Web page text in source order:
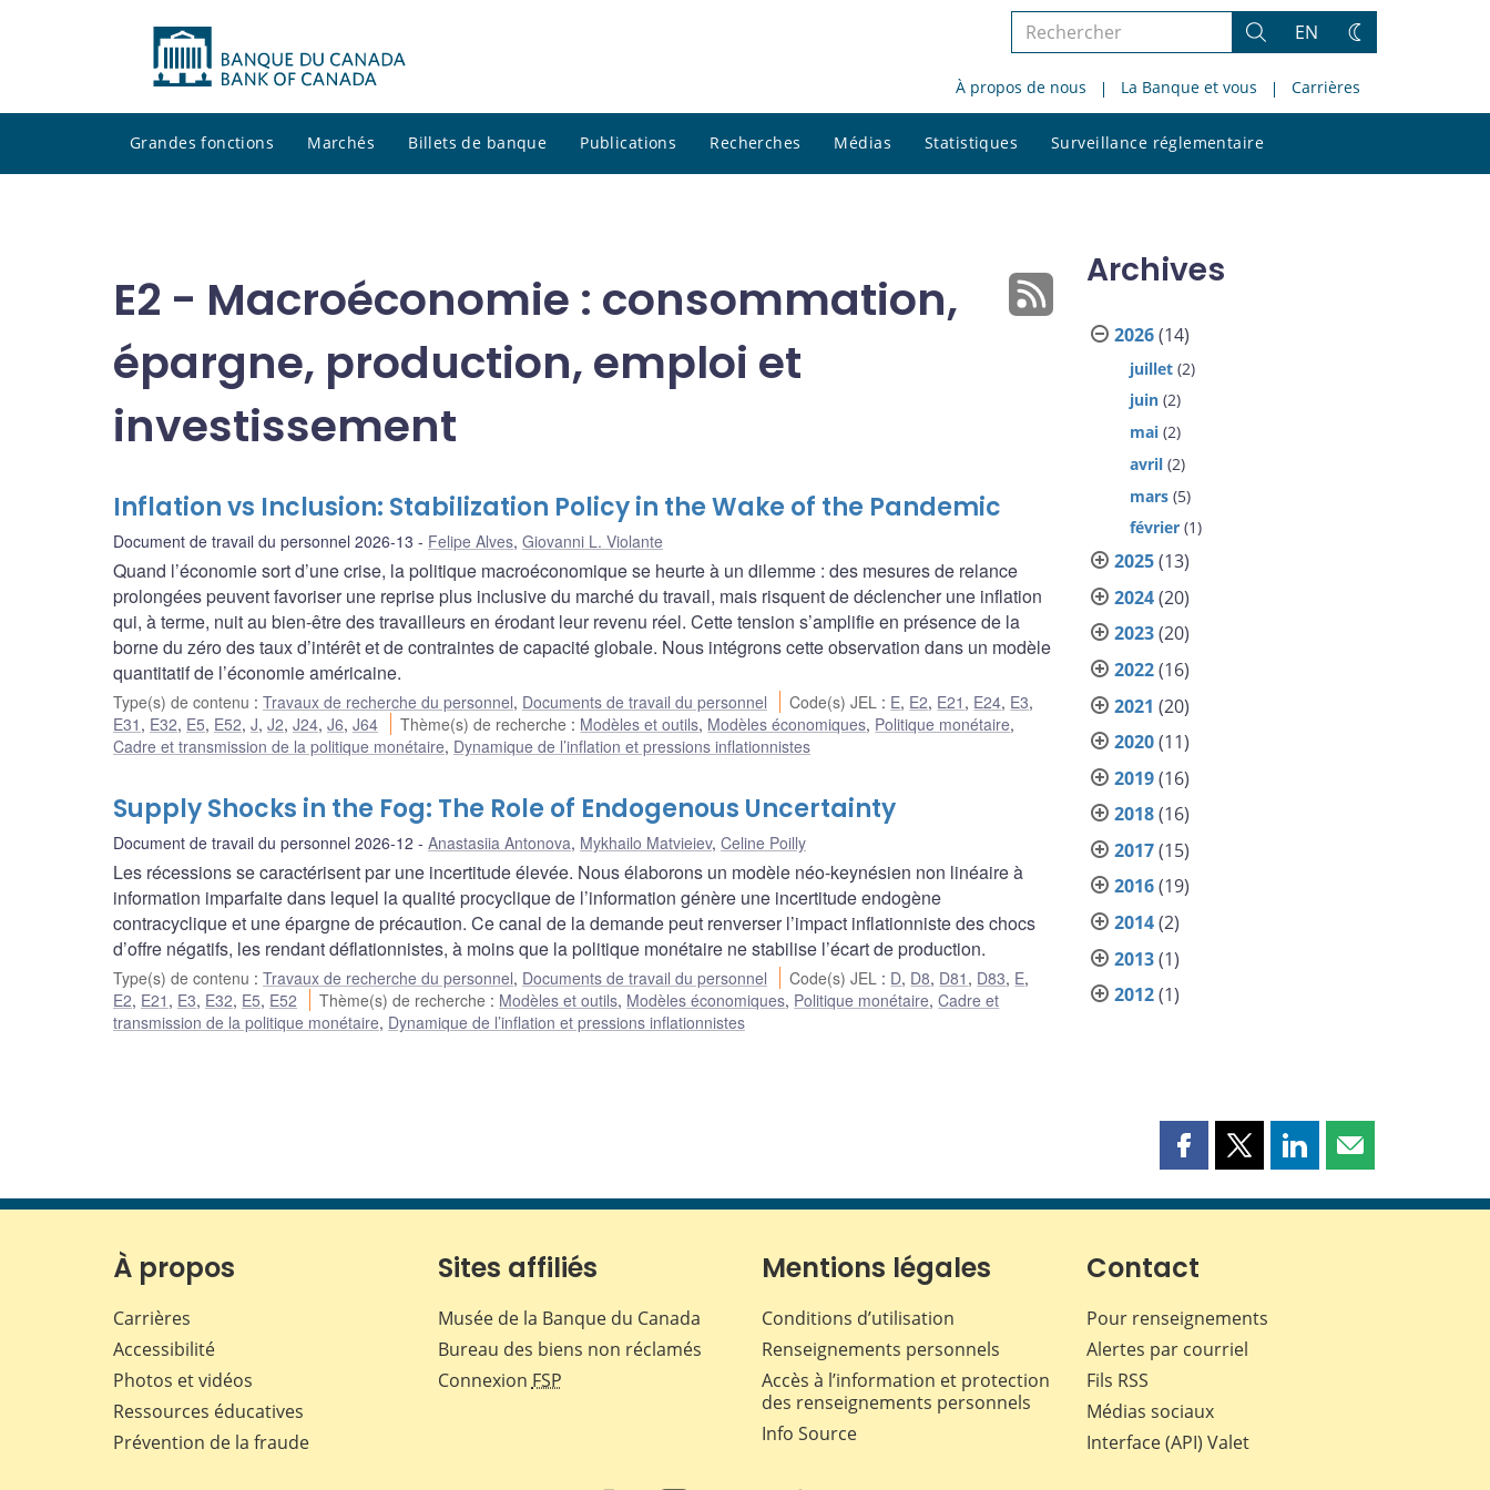
Rechercher
le
site
Rechercher
EN
Changez
thème
À propos de nous La Banque et vous Carrières
Grandes fonctions Marchés Billets de banque Publications Recherches Médias Statistiques Surveillance réglementaire
le
E2 - Macroéconomie : consommation,
épargne, production, emploi et
investissement
Inflation vs Inclusion: Stabilization Policy in the Wake of the Pandemic
Document de travail du personnel 2026-13 Felipe Alves, Giovanni L. Violante
Quand l’économie sort d’une crise, la politique macroéconomique se heurte à un dilemme : des mesures de relance
prolongées peuvent favoriser une reprise plus inclusive du marché du travail, mais risquent de déclencher une inflation
qui, à terme, nuit au bien-être des travailleurs en érodant leur revenu réel. Cette tension s’amplifie en présence de la
borne du zéro des taux d’intérêt et de contraintes de capacité globale. Nous intégrons cette observation dans un modèle
quantitatif de l’économie américaine.
Type(s) de contenu : Travaux de recherche du personnel, Documents de travail du personnel Code(s) JEL : E, E2, E21 , E24, E3,
E31 , E32, E5, E52, J, J2, J24, J6, J64 Thème(s) de recherche : Modèles et outils, Modèles économiques, Politique monétaire,
Cadre et transmission de la politique monétaire, Dynamique de l’inflation et pressions inflationnistes
Supply Shocks in the Fog: The Role of Endogenous Uncertainty
Document de travail du personnel 2026-12 Anastasiia Antonova, Mykhailo Matvieiev, Celine Poilly
Les récessions se caractérisent par une incertitude élevée. Nous élaborons un modèle néo-keynésien non linéaire à
information imparfaite dans lequel la qualité procyclique de l’information génère une incertitude endogène
contracyclique et une épargne de précaution. Ce canal de la demande peut renverser l’impact inflationniste des chocs
d’offre négatifs, les rendant déflationnistes, à moins que la politique monétaire ne stabilise l’écart de production.
Type(s) de contenu : Travaux de recherche du personnel, Documents de travail du personnel Code(s) JEL : D, D8, D81 , D83, E,
E2, E21 , E3, E32, E5, E52 Thème(s) de recherche : Modèles et outils, Modèles économiques, Politique monétaire,Cadre et
transmission de la politique monétaire, Dynamique de l’inflation et pressions inflationnistes
Archives
2026(14)
juillet (2)
juin (2)
mai (2)
avril (2)
mars (5)
février (1)
2025(13)
2024(20)
2023(20)
2022(16)
2021 (20)
2020(11)
2019(16)
2018(16)
2017(15)
2016(19)
2014(2)
2013(1)
2012(1)
Partager
page
Facebook
Partager
page
Partager
page
Partager
page
À propos
Carrières
Accessibilité
Photos et vidéos
Ressources éducatives
Prévention de la fraude
Sites affiliés
Musée de la Banque du Canada
Bureau des biens non réclamés
Connexion FSP
Mentions légales
Conditions d’utilisation
Renseignements personnels
Accès à l’information et protection
des renseignements personnels
Info Source
Contact
Pour renseignements
Alertes par courriel
Fils RSS
Médias sociaux
Interface (API) Valet